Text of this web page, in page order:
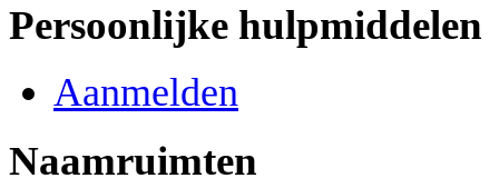
Persoonlijke hulpmiddelen
Aanmelden
Naamruimten